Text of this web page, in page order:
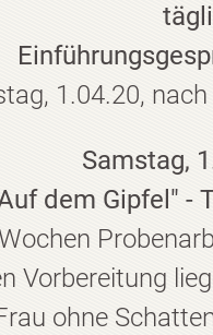
1.04.20,
Samstag,
dem Gipfel" -
Vorbereitung
ohne